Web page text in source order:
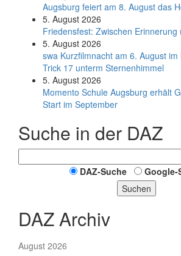
Augsburg feiert am 8. August das
5. August 2026
Friedensfest: Zwischen Erinnerung
5. August 2026
swa Kurz­film­nacht am 6. August
Trick 17 unterm Sternen­himmel
5. August 2026
Momento Schule Augsburg erhält
Start im September
Suche in der DAZ
DAZ-Suche
Google-
Suchen
DAZ Archiv
August 2026